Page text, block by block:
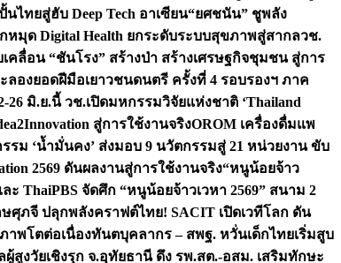
ไทยสู่ฮับ Deep Tech อาเซียน“ยศชนัน” ชูพลัง
หมุด Digital Health ยกระดับระบบสุขภาพสู่สากลวช.
คลื่อน “ชันโรง” สร้างป่า สร้างเศรษฐกิจชุมชน สู่การ
องยอดฝีมือเยาวชนดนตรี ครั้งที่ 4 รอบรองฯ ภาค
26 มิ.ย.นี้ วช.เปิดมหกรรมวิจัยแห่งชาติ ‘Thailand
สู่การใช้งานจริงOROM เครื่องดื่มแพ
ม ‘น้ำมั่นคง’ ส่งมอบ 9 นวัตกรรมสู่ 21 หน่วยงาน ขับ
2569 ดันผลงานสู่การใช้งานจริง“หนูน้อยจ้าว
ThaiPBS จัดศึก “หนูน้อยจ้าวเวหา 2569” สนาม 2
ษศุภจี ปลุกพลังคราฟต์ไทย! SACIT เปิดเวทีโลก ดัน
าพโตต่อเนื่องทันตบุคลากร – สพฐ. หวั่นเด็กไทยเริ่มสูบ
สูงวัยเชิงรุก จ.อุทัยธานี ดึง รพ.สต.-อสม. เสริมทักษะ